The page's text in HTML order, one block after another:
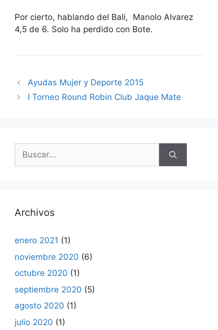
Por cierto, hablando del Bali, Manolo Alvarez
4,5 de 6. Solo ha perdido con Bote.
Ayudas Mujer y Deporte 2015
I Torneo Round Robin Club Jaque Mate
Buscar:
Archivos
enero 2021 (1)
noviembre 2020 (6)
octubre 2020 (1)
septiembre 2020 (5)
agosto 2020 (1)
julio 2020 (1)